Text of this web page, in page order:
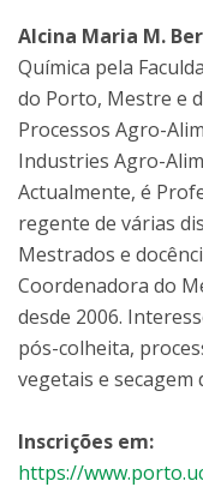
Alcina Maria M.
Química pela
do Porto, Mestre e
Processos Agro-
Industries Agro-
Actualmente, é
regente de várias
Mestrados e
Coordenadora do
desde 2006.
pós-colheita,
vegetais e
Inscrições em:
https://